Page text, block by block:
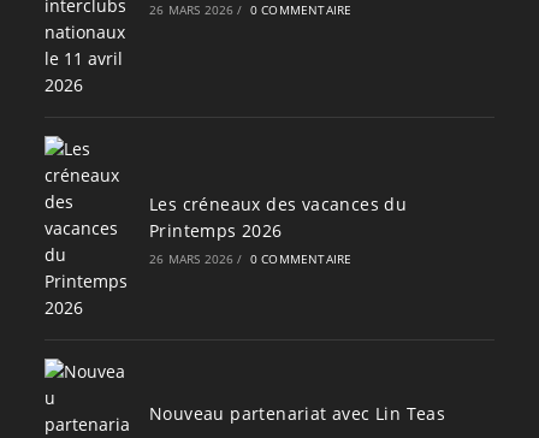
26 MARS 2026 / 0 COMMENTAIRE
Les créneaux des vacances du
Printemps 2026
26 MARS 2026 / 0 COMMENTAIRE
Nouveau partenariat avec Lin Teas